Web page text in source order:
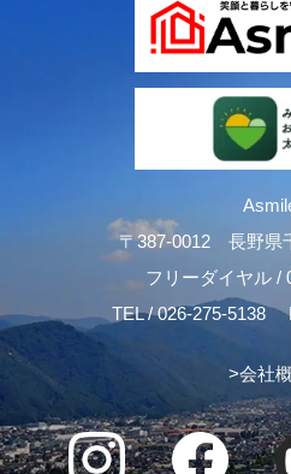
〒387-0012 長野県
フリーダイヤル /
TEL /026-275-5138
>会社